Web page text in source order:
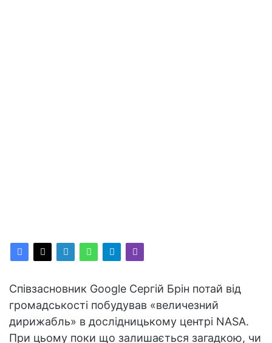
Співзасновник Google Сергій Брін потай від
громадськості побудував «величезний
дирижабль» в дослідницькому центрі NASA.
При цьому поки що залишається загадкою, чи